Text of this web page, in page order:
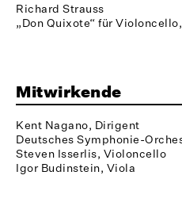
Richard Strauss
„Don Quixote“ für
Mitwirkende
Kent Nagano, Dirigent
Deutsches Symphonie-
Steven Isserlis, Violoncello
Igor Budinstein, Viola